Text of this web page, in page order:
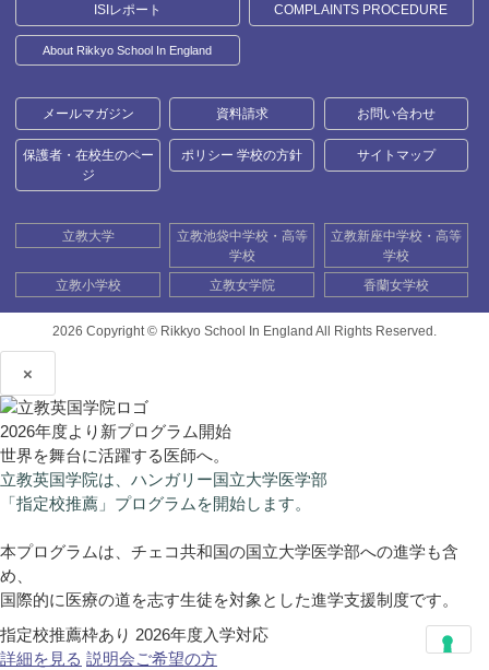
ISIレポート COMPLAINTS PROCEDURE
About Rikkyo School In England
メールマガジン 資料請求 お問い合わせ
保護者・在校生のペー
ジ
ポリシー 学校の方針 サイトマップ
立教大学
立教池袋中学校・高等
学校
立教新座中学校・高等
学校
立教小学校
立教女学院 香蘭女学校
2026 Copyright © Rikkyo School In England All Rights Reserved.
×
2026年度より新プログラム開始
世界を舞台に活躍する医師へ。
立教英国学院は、ハンガリー国立大学医学部
「指定校推薦」プログラムを開始します。
本プログラムは、チェコ共和国の国立大学医学部への進学も含
め、
国際的に医療の道を志す生徒を対象とした進学支援制度です。
指定校推薦枠あり 2026年度入学対応
詳細を見る 説明会ご希望の方